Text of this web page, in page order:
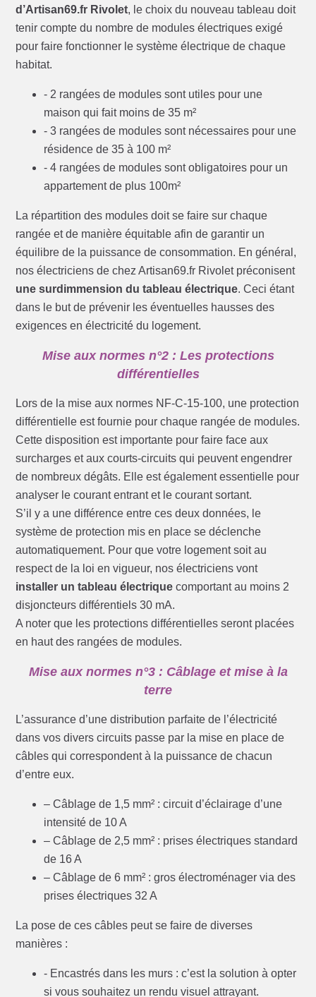
d’Artisan69.fr Rivolet, le choix du nouveau tableau doit
tenir compte du nombre de modules électriques exigé
pour faire fonctionner le système électrique de chaque
habitat.
- 2 rangées de modules sont utiles pour une
maison qui fait moins de 35 m²
- 3 rangées de modules sont nécessaires pour une
résidence de 35 à 100 m²
- 4 rangées de modules sont obligatoires pour un
appartement de plus 100m²
La répartition des modules doit se faire sur chaque
rangée et de manière équitable afin de garantir un
équilibre de la puissance de consommation. En général,
nos électriciens de chez Artisan69.fr Rivolet préconisent
une surdimmension du tableau électrique. Ceci étant
dans le but de prévenir les éventuelles hausses des
exigences en électricité du logement.
Mise aux normes n°2 : Les protections
différentielles
Lors de la mise aux normes NF-C-15-100, une protection
différentielle est fournie pour chaque rangée de modules.
Cette disposition est importante pour faire face aux
surcharges et aux courts-circuits qui peuvent engendrer
de nombreux dégâts. Elle est également essentielle pour
analyser le courant entrant et le courant sortant.
S’il y a une différence entre ces deux données, le
système de protection mis en place se déclenche
automatiquement. Pour que votre logement soit au
respect de la loi en vigueur, nos électriciens vont
installer un tableau électrique comportant au moins 2
disjoncteurs différentiels 30 mA.
A noter que les protections différentielles seront placées
en haut des rangées de modules.
Mise aux normes n°3 : Câblage et mise à la
terre
L’assurance d’une distribution parfaite de l’électricité
dans vos divers circuits passe par la mise en place de
câbles qui correspondent à la puissance de chacun
d’entre eux.
– Câblage de 1,5 mm² : circuit d’éclairage d’une
intensité de 10 A
– Câblage de 2,5 mm² : prises électriques standard
de 16 A
– Câblage de 6 mm² : gros électroménager via des
prises électriques 32 A
La pose de ces câbles peut se faire de diverses
manières :
- Encastrés dans les murs : c’est la solution à opter
si vous souhaitez un rendu visuel attrayant.